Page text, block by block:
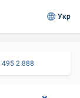
Укр
495 2 888